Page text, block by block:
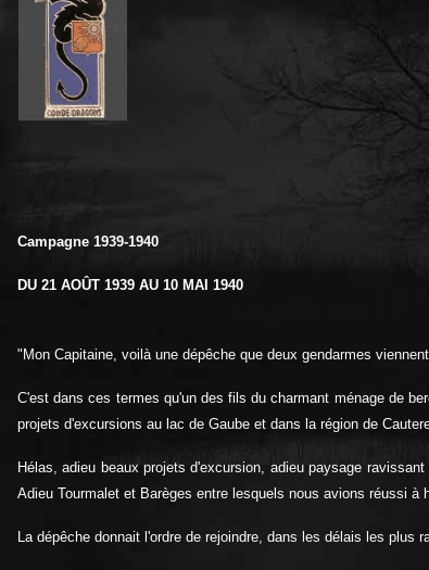
Campagne 1939-1940
DU 21 AOÛT 1939 AU 10 MAI 1940
"Mon Capitaine, voilà une dépêche que deux gendarmes
C'est dans ces termes qu'un des fils du charmant ménage de
projets d'excursions au lac de Gaube et dans la région de
Hélas, adieu beaux projets d'excursion, adieu paysage
Adieu Tourmalet et Barèges entre lesquels nous avions réussi à
La dépêche donnait l'ordre de rejoindre, dans les délais les plus